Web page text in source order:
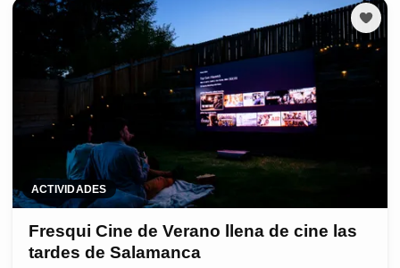
ACTIVIDADES
Fresqui Cine de Verano llena de cine las
tardes de Salamanca